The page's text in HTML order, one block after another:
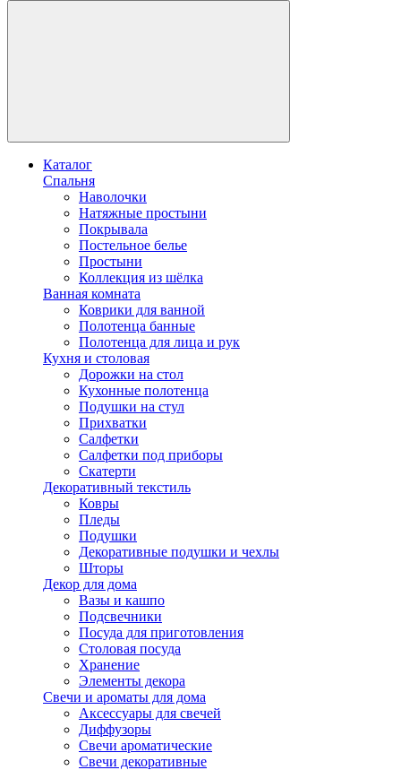
Каталог
Спальня
Наволочки
Натяжные простыни
Покрывала
Постельное белье
Простыни
Коллекция из шёлка
Ванная комната
Коврики для ванной
Полотенца банные
Полотенца для лица и рук
Кухня и столовая
Дорожки на стол
Кухонные полотенца
Подушки на стул
Прихватки
Салфетки
Салфетки под приборы
Скатерти
Декоративный текстиль
Ковры
Пледы
Подушки
Декоративные подушки и чехлы
Шторы
Декор для дома
Вазы и кашпо
Подсвечники
Посуда для приготовления
Столовая посуда
Хранение
Элементы декора
Свечи и ароматы для дома
Аксессуары для свечей
Диффузоры
Свечи ароматические
Свечи декоративные